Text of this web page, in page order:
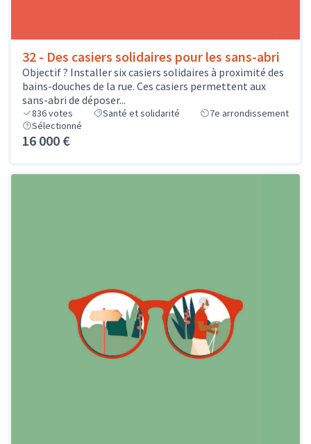
32 - Des casiers solidaires pour les sans-abri
Objectif ? Installer six casiers solidaires à proximité des
bains-douches de la rue. Ces casiers permettent aux
sans-abri de déposer...
836votes Santé et solidarité
7e arrondissement
Sélectionné
16 000 €